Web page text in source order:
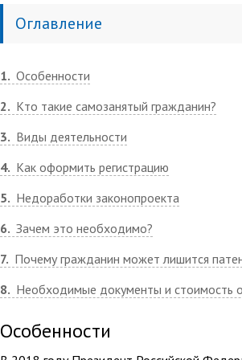
Оглавление
1 Особенности
2
Кто такие самозанятый гражданин?
3
Виды деятельности
4 Как оформить регистрацию
5
Недоработки законопроекта
6 Зачем это необходимо?
7 Почему гражданин может лишится
8
Необходимые документы и стоимость
Особенности